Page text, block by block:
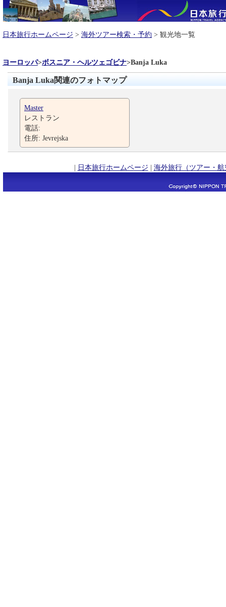
日本旅行ホームページ > 海外ツアー検索・予約 > 観光地一覧
ヨーロッパ>ボスニア・ヘルツェゴビナ>Banja Luka
Banja Luka関連のフォトマップ
Master
レストラン
電話:
住所: Jevrejska
| 日本旅行ホームページ | 海外旅行（ツアー・航